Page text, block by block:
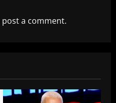
a comment.